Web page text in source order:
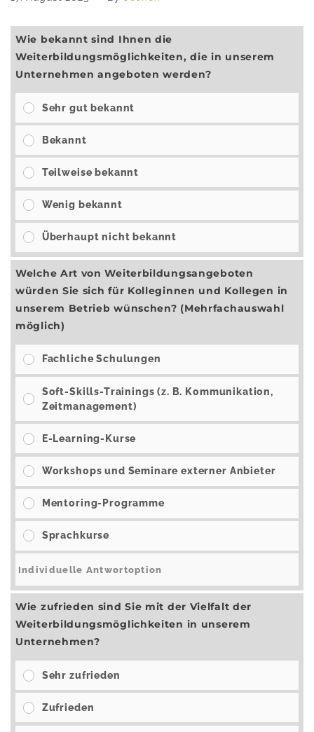
Wie bekannt sind Ihnen die
Weiterbildungsmöglichkeiten, die in unserem
Unternehmen angeboten werden?
Sehr gut bekannt
Bekannt
Teilweise bekannt
Wenig bekannt
Überhaupt nicht bekannt
Welche Art von Weiterbildungsangeboten
würden Sie sich für Kolleginnen und Kollegen in
unserem Betrieb wünschen? (Mehrfachauswahl
möglich)
Fachliche Schulungen
Soft-Skills-Trainings (z. B. Kommunikation,
Zeitmanagement)
E-Learning-Kurse
Workshops und Seminare externer Anbieter
Mentoring-Programme
Sprachkurse
Wie zufrieden sind Sie mit der Vielfalt der
Weiterbildungsmöglichkeiten in unserem
Unternehmen?
Sehr zufrieden
Zufrieden